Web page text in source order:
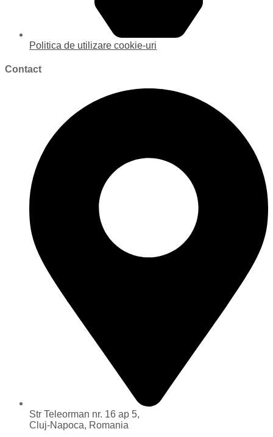
Politica de utilizare cookie-uri
Contact
Str Teleorman nr. 16 ap 5,
Cluj-Napoca, Romania